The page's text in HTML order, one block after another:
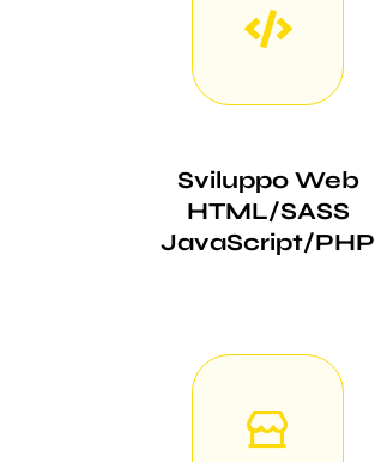
Sviluppo Web
HTML/SASS
JavaScript/PHP